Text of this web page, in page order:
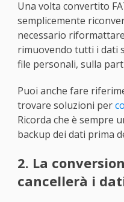
Una volta convertito
semplicemente
necessario
rimuovendo tutti i dati
file personali, sulla
Puoi anche fare
trovare soluzioni per
Ricorda che è sempre
backup dei dati prima
2. La
cancellerà i